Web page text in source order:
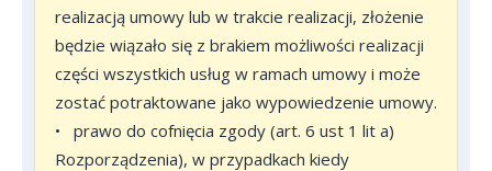
realizacją umowy lub w trakcie realizacji, złożenie
będzie wiązało się z brakiem możliwości realizacji
części wszystkich usług w ramach umowy i może
zostać potraktowane jako wypowiedzenie umowy.
•
prawo do cofnięcia zgody (art. 6 ust 1 lit a)
Rozporządzenia), w przypadkach kiedy